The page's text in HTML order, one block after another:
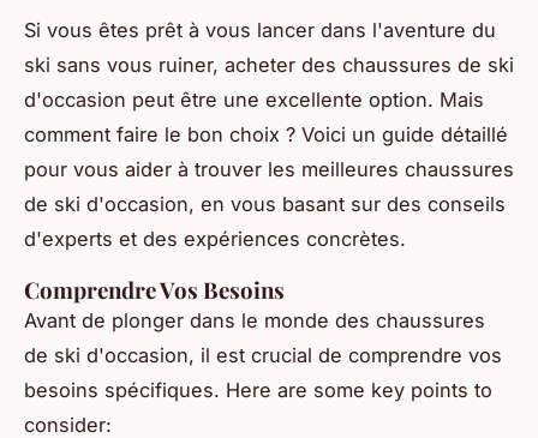
Si vous êtes prêt à vous lancer dans l'aventure du
ski sans vous ruiner, acheter des chaussures de ski
d'occasion peut être une excellente option. Mais
comment faire le bon choix ? Voici un guide détaillé
pour vous aider à trouver les meilleures chaussures
de ski d'occasion, en vous basant sur des conseils
d'experts et des expériences concrètes.
Comprendre Vos Besoins
Avant de plonger dans le monde des chaussures
de ski d'occasion, il est crucial de comprendre vos
besoins spécifiques. Here are some key points to
consider: